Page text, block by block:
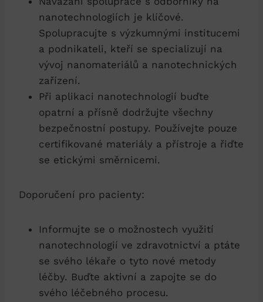
nanotechnologiích je klíčové.
Spolupracujte s výzkumnými institucemi
a podnikateli, kteří se specializují na
vývoj nanomateriálů a nanotechnických
zařízení.
Při aplikaci nanotechnologií buďte
opatrní a přísně dodržujte všechny
bezpečnostní postupy. Používejte pouze
certifikované materiály a přístroje a řiďte
se etickými směrnicemi.
Doporučení pro pacienty:
Informujte se o možnostech využití
nanotechnologií ve zdravotnictví a ptáte
se svého lékaře o tyto nové metody
léčby. Buďte aktivní a zapojte se do
svého léčebného procesu.